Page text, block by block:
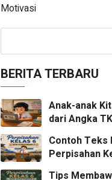
Motivasi
BERITA TERBARU
Anak-anak
dari Angka
Contoh Teks
Perpisahan
Tips